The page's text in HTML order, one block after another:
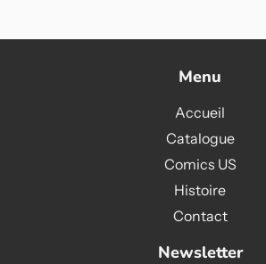
Menu
Accueil
Catalogue
Comics US
Histoire
Contact
Newsletter